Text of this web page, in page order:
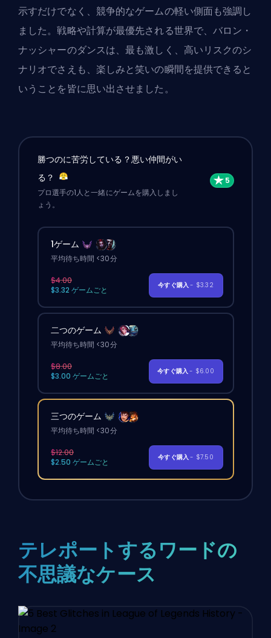
示すだけでなく、競争的なゲームの軽い側面も強調し
ました。戦略や計算が最優先される世界で、バロン・
ナッシャーのダンスは、最も激しく、高いリスクのシ
ナリオでさえも、楽しみと笑いの瞬間を提供できると
いうことを皆に思い出させました。
勝つのに苦労している？悪い仲間がい
る？
プロ選手の1人と一緒にゲームを購入しまし
ょう。
1ゲーム
平均待ち時間 <30分
$4.00
$3.32 ゲームごと
今すぐ購入- $3.32
二つのゲーム
平均待ち時間 <30分
$8.00
$3.00 ゲームごと
今すぐ購入- $6.00
三つのゲーム
平均待ち時間 <30分
$12.00
$2.50 ゲームごと
今すぐ購入- $7.50
テレポートするワードの
不思議なケース